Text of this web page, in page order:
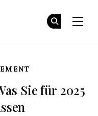
Sie für 2025